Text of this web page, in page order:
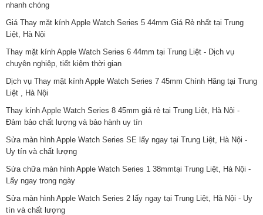
nhanh chóng
Giá Thay mặt kính Apple Watch Series 5 44mm Giá Rẻ nhất tại Trung
Liệt, Hà Nội
Thay mặt kính Apple Watch Series 6 44mm tại Trung Liệt - Dịch vụ
chuyên nghiệp, tiết kiệm thời gian
Dịch vụ Thay mặt kính Apple Watch Series 7 45mm Chính Hãng tại Trung
Liệt , Hà Nội
Thay kính Apple Watch Series 8 45mm giá rẻ tại Trung Liệt, Hà Nội -
Đảm bảo chất lượng và bảo hành uy tín
Sửa màn hình Apple Watch Series SE lấy ngay tại Trung Liệt, Hà Nội -
Uy tín và chất lượng
Sửa chữa màn hình Apple Watch Series 1 38mmtại Trung Liệt, Hà Nội -
Lấy ngay trong ngày
Sửa màn hình Apple Watch Series 2 lấy ngay tại Trung Liệt, Hà Nội - Uy
tín và chất lượng